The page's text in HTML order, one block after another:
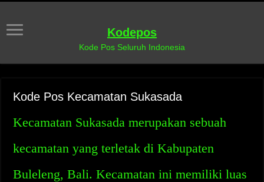
Kodepos
Kode Pos Seluruh Indonesia
Kode Pos Kecamatan Sukasada
Kecamatan Sukasada merupakan sebuah
kecamatan yang terletak di Kabupaten
Buleleng, Bali. Kecamatan ini memiliki luas